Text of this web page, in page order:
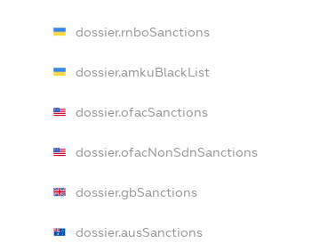
dossier.rnboSanctions
dossier.amkuBlackList
dossier.ofacSanctions
dossier.ofacNonSdnSanctions
dossier.gbSanctions
dossier.ausSanctions